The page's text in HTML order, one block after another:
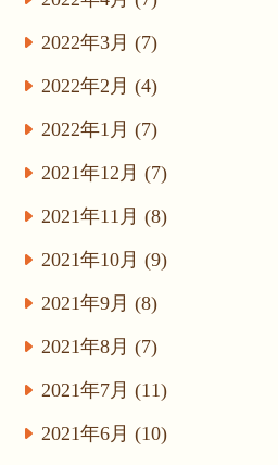
2022年3月 (7)
2022年2月 (4)
2022年1月 (7)
2021年12月 (7)
2021年11月 (8)
2021年10月 (9)
2021年9月 (8)
2021年8月 (7)
2021年7月 (11)
2021年6月 (10)